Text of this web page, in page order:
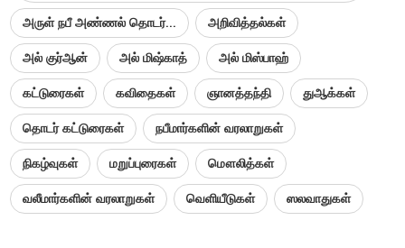
அருள் நபீ அண்ணல் தொடர்... அறிவித்தல்கள்
அல் குர்ஆன் அல் மிஷ்காத் அல் மிஸ்பாஹ்
கட்டுரைகள் கவிதைகள் ஞானத்தந்தி துஆக்கள்
தொடர் கட்டுரைகள் நபீமார்களின் வரலாறுகள்
நிகழ்வுகள் மறுப்புரைகள் மௌலித்கள்
வலீமார்களின் வரலாறுகள் வெளியீடுகள் ஸலவாதுகள்